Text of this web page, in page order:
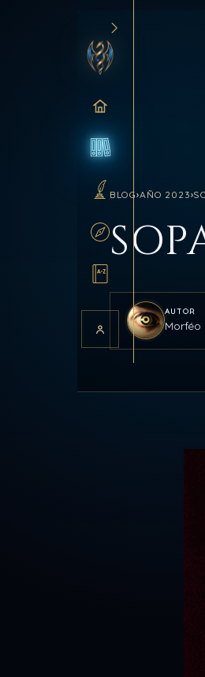
INICIO
BLOG
SANCTUM
RUTAS
GLOSARIO
BLOG›AÑO 2023›
AUTOR
Morféo